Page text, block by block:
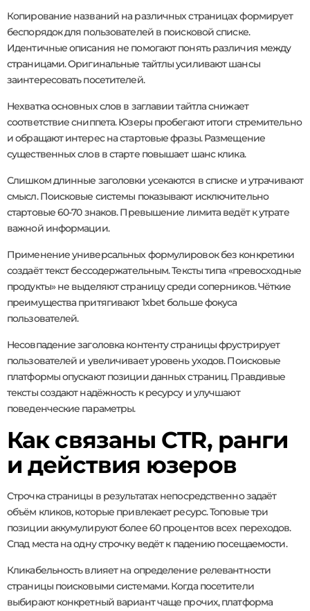
Копирование названий на различных страницах формирует
беспорядок для пользователей в поисковой списке.
Идентичные описания не помогают понять различия между
страницами. Оригинальные тайтлы усиливают шансы
заинтересовать посетителей.
Нехватка основных слов в заглавии тайтла снижает
соответствие сниппета. Юзеры пробегают итоги стремительно
и обращают интерес на стартовые фразы. Размещение
существенных слов в старте повышает шанс клика.
Слишком длинные заголовки усекаются в списке и утрачивают
смысл. Поисковые системы показывают исключительно
стартовые 60-70 знаков. Превышение лимита ведёт к утрате
важной информации.
Применение универсальных формулировок без конкретики
создаёт текст бессодержательным. Тексты типа «превосходные
продукты» не выделяют страницу среди соперников. Чёткие
преимущества притягивают 1xbet больше фокуса
пользователей.
Несовпадение заголовка контенту страницы фрустрирует
пользователей и увеличивает уровень уходов. Поисковые
платформы опускают позиции данных страниц. Правдивые
тексты создают надёжность к ресурсу и улучшают
поведенческие параметры.
Как связаны CTR, ранги
и действия юзеров
Строчка страницы в результатах непосредственно задаёт
объём кликов, которые привлекает ресурс. Топовые три
позиции аккумулируют более 60 процентов всех переходов.
Спад места на одну строчку ведёт к падению посещаемости.
Кликабельность влияет на определение релевантности
страницы поисковыми системами. Когда посетители
выбирают конкретный вариант чаще прочих, платформа